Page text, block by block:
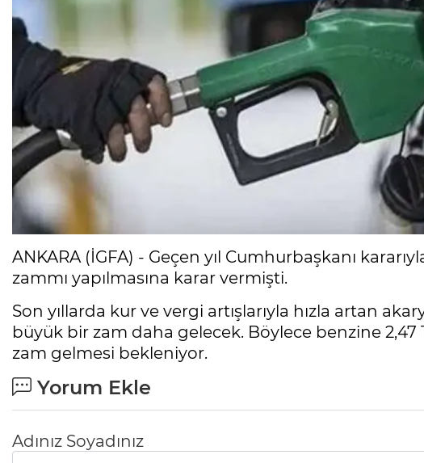
ANKARA (İGFA) - Geçen yıl Cumhurbaşkanı
zammı yapılmasına karar vermişti.
Son yıllarda kur ve vergi artışlarıyla hızla artan
büyük bir zam daha gelecek. Böylece benzine 2,47
zam gelmesi bekleniyor.
Yorum Ekle
Adınız Soyadınız